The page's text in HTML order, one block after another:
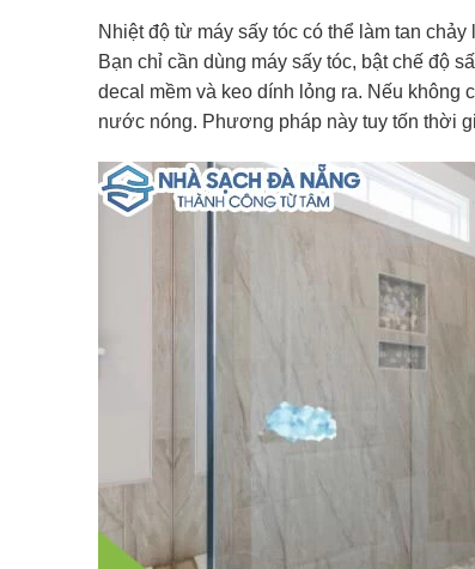
Nhiệt độ từ máy sấy tóc có thể làm tan
Bạn chỉ cần dùng máy sấy tóc, bật chế độ
decal mềm và keo dính lỏng ra. Nếu không
nước nóng. Phương pháp này tuy tốn thời